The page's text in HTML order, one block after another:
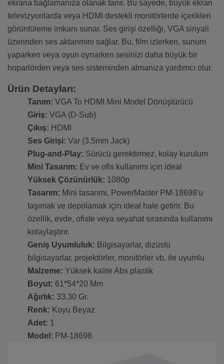
ekrana bağlamanıza olanak tanır. Bu sayede, büyük ekran
televizyonlarda veya HDMI destekli monitörlerde içerikleri
görüntüleme imkanı sunar. Ses girişi özelliği, VGA sinyali
üzerinden ses aktarımını sağlar. Bu, film izlerken, sunum
yaparken veya oyun oynarken sesinizi daha büyük bir
hoparlörden veya ses sisteminden almanıza yardımcı olur.
Ürün Detayları:
Tanım: VGA To HDMI Mini Model Dönüştürücü
Giriş: VGA (D-Sub)
Çıkış: HDMI
Ses Girişi: Var (3.5mm Jack)
Plug-and-Play: Sürücü gerektirmez, kolay kurulum
Mini Tasarım: Ev ve ofis kullanımı için ideal
Yüksek Çözünürlük: 1080p
Tasarım: Mini tasarımı, PowerMaster PM-18698'u
taşımak ve depolamak için ideal hale getirir. Bu
özellik, evde, ofiste veya seyahat sırasında kullanımı
kolaylaştırır.
Geniş Uyumluluk: Bilgisayarlar, dizüstü
bilgisayarlar, projektörler, monitörler vb. ile uyumlu
Malzeme: Yüksek kalite Abs plastik
Boyut: 61*54*20 Mm
Ağırlık: 33.30 Gr.
Renk: Koyu Beyaz
Adet: 1
Model: PM-18698